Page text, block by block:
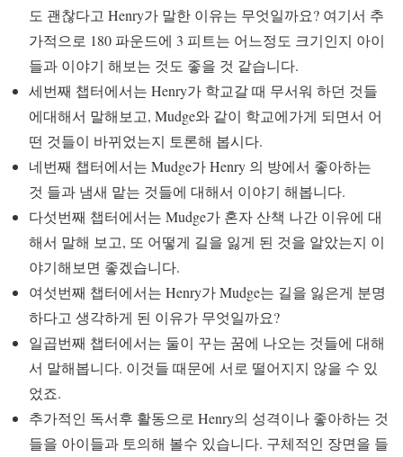
도 괜찮다고 Henry가 말한 이유는 무엇일까요? 여기서 추
가적으로 180 파운드에 3 피트는 어느정도 크기인지 아이
들과 이야기 해보는 것도 좋을 것 같습니다.
세번째 챕터에서는 Henry가 학교갈 때 무서워 하던 것들
에대해서 말해보고, Mudge와 같이 학교에가게 되면서 어
떤 것들이 바뀌었는지 토론해 봅시다.
네번째 챕터에서는 Mudge가 Henry 의 방에서 좋아하는
것 들과 냄새 맡는 것들에 대해서 이야기 해봅니다.
다섯번째 챕터에서는 Mudge가 혼자 산책 나간 이유에 대
해서 말해 보고, 또 어떻게 길을 잃게 된 것을 알았는지 이
야기해보면 좋겠습니다.
여섯번째 챕터에서는 Henry가 Mudge는 길을 잃은게 분명
하다고 생각하게 된 이유가 무엇일까요?
일곱번째 챕터에서는 둘이 꾸는 꿈에 나오는 것들에 대해
서 말해봅니다. 이것들 때문에 서로 떨어지지 않을 수 있
었죠.
추가적인 독서후 활동으로 Henry의 성격이나 좋아하는 것
들을 아이들과 토의해 볼수 있습니다. 구체적인 장면을 들